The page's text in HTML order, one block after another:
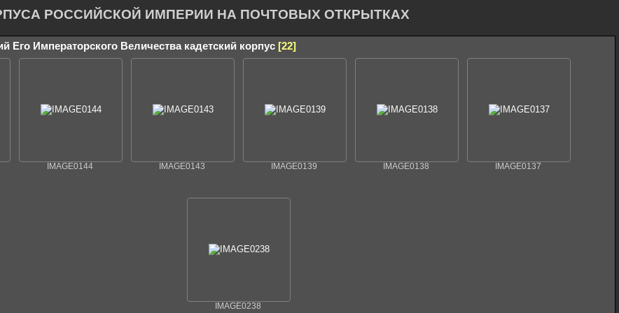
РОССИЙСКОЙ ИМПЕРИИ НА ПОЧТОВЫХ ОТКРЫТКАХ
Его Императорского Величества кадетский корпус 22
IMAGE0144 IMAGE0143 IMAGE0139 IMAGE0138 IMAGE0137
IMAGE0238